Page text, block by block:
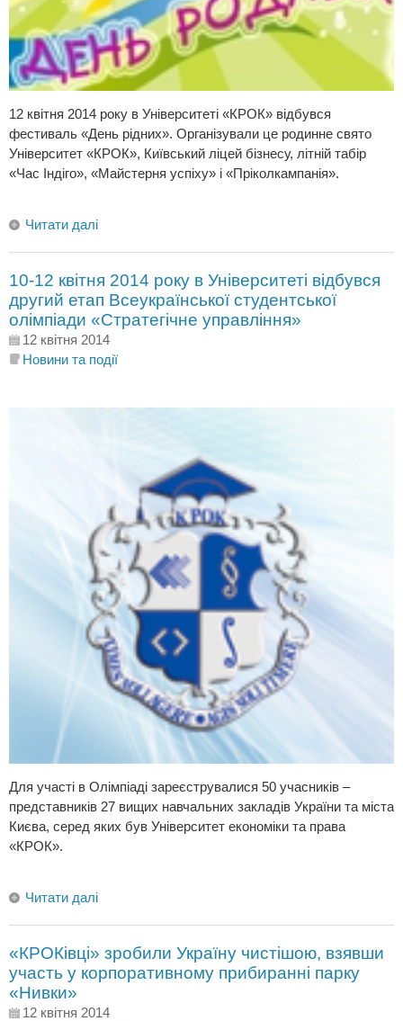
12 квітня 2014 року в Університеті «КРОК» відбувся
фестиваль «День рідних». Організували це родинне свято
Університет «КРОК», Київський ліцей бізнесу, літній табір
«Час Індіго», «Майстерня успіху» і «Пріколкампанія».
Читати далі
10-12 квітня 2014 року в Університеті відбувся
другий етап Всеукраїнської студентської
олімпіади «Стратегічне управління»
12 квітня 2014
Новини та події
Для участі в Олімпіаді зареєструвалися 50 учасників –
представників 27 вищих навчальних закладів України та міста
Києва, серед яких був Університет економіки та права
«КРОК».
Читати далі
«КРОКівці» зробили Україну чистішою, взявши
участь у корпоративному прибиранні парку
«Нивки»
12 квітня 2014